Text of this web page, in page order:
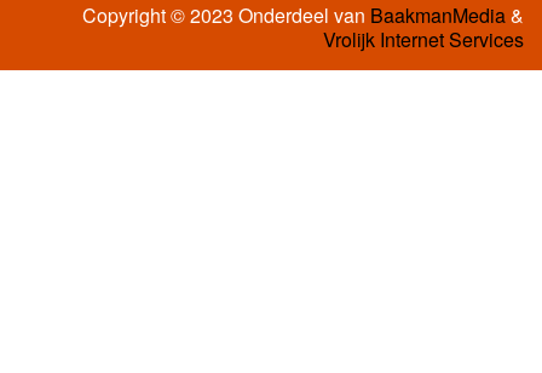
Copyright © 2023 Onderdeel van BaakmanMedia&
Vrolijk Internet Services